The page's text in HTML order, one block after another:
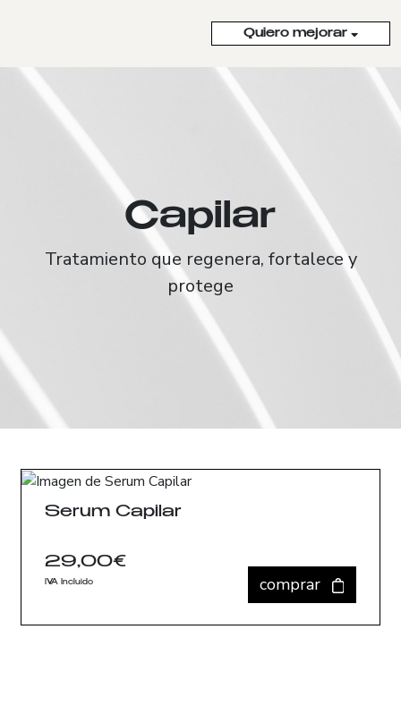
Quiero mejorar
Capilar
Tratamiento que regenera, fortalece y
protege
Serum Capilar
29,00€
IVA Incluido comprar